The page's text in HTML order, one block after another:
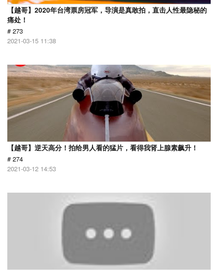
【越哥】2020年台湾票房冠军，导演是真敢拍，直击人性最隐秘的
痛处！
# 273
2021-03-15 11:38
【越哥】逆天高分！拍给男人看的猛片，看得我肾上腺素飙升！
# 274
2021-03-12 14:53